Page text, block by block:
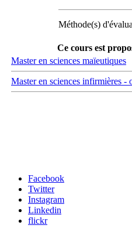
Méthode(s)
Ce cours est
Master en sciences maïeutiques
Master en sciences infirmières -
Facebook
Twitter
Instagram
Linkedin
flickr